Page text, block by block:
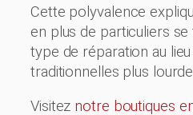
Cette polyvalence
en plus de particuliers
type de réparation au
traditionnelles plus
Visitez notre boutiques